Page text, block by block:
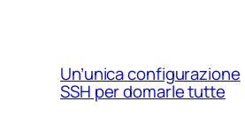
Un’unica configurazione
SSH per domarle tutte